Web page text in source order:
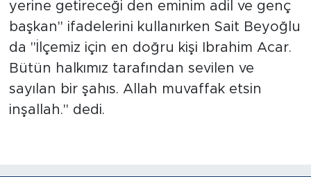
yerine getireceği den eminim adil ve genç
başkan" ifadelerini kullanırken Sait Beyoğlu
da "İlçemiz için en doğru kişi Ibrahim Acar.
Bütün halkımız tarafından sevilen ve
sayılan bir şahıs. Allah muvaffak etsin
inşallah." dedi.